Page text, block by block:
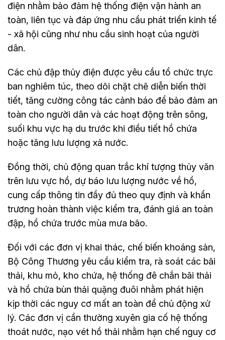
điện nhằm bảo đảm hệ thống điện vận hành an
toàn, liên tục và đáp ứng nhu cầu phát triển kinh tế
- xã hội cũng như nhu cầu sinh hoạt của người
dân.
Các chủ đập thủy điện được yêu cầu tổ chức trực
ban nghiêm túc, theo dõi chặt chẽ diễn biến thời
tiết, tăng cường công tác cảnh báo để bảo đảm an
toàn cho người dân và các hoạt động trên sông,
suối khu vực hạ du trước khi điều tiết hồ chứa
hoặc tăng lưu lượng xả nước.
Đồng thời, chủ động quan trắc khí tượng thủy văn
trên lưu vực hồ, dự báo lưu lượng nước về hồ,
cung cấp thông tin đầy đủ theo quy định và khẩn
trương hoàn thành việc kiểm tra, đánh giá an toàn
đập, hồ chứa trước mùa mưa bão.
Đối với các đơn vị khai thác, chế biến khoáng sản,
Bộ Công Thương yêu cầu kiểm tra, rà soát các bãi
thải, khu mỏ, kho chứa, hệ thống đê chắn bãi thải
và hồ chứa bùn thải quặng đuôi nhằm phát hiện
kịp thời các nguy cơ mất an toàn để chủ động xử
lý. Các đơn vị cần thường xuyên gia cố hệ thống
thoát nước, nạo vét hồ thải nhằm hạn chế nguy cơ